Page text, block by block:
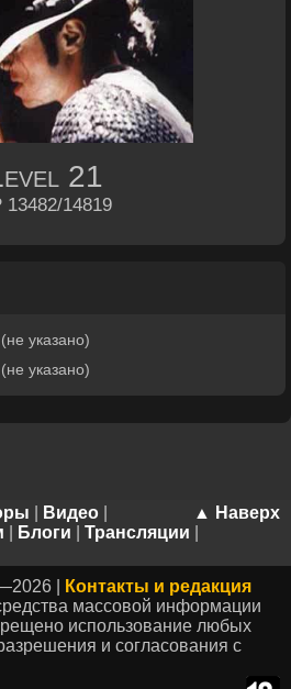
21
13482/14819
(не указано)
(не указано)
▲ Наверх
Видео
Блоги Трансляции
|
Контакты и редакция
массовой информации
использование любых
и согласования с